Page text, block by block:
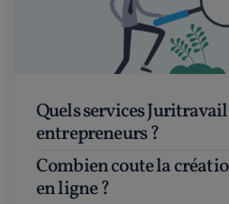
Quels services Juritravail offre-t-il aux
entrepreneurs ?
Combien coute la création d'une entreprise
en ligne ?